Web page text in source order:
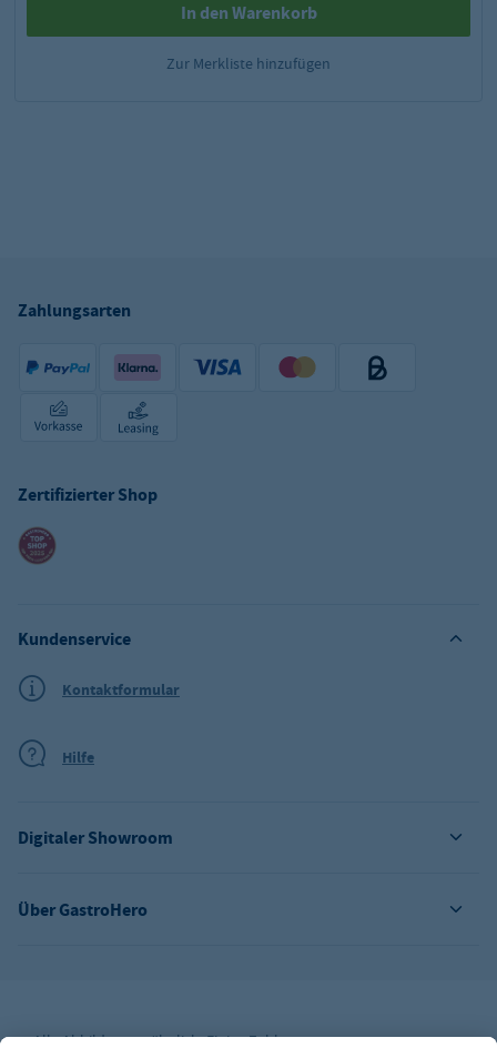
In den Warenkorb
Zur Merkliste hinzufügen
Zahlungsarten
Zertifizierter Shop
Über GastroHero
Digitaler Showroom
Kundenservice
Kontaktformular
Hilfe
Alle Abbildungen ähnlich. Einige Zahlungsarten